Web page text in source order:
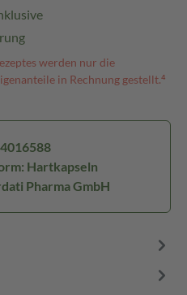
werden nur die
in Rechnung gestellt.⁴
Hartkapseln
Pharma GmbH